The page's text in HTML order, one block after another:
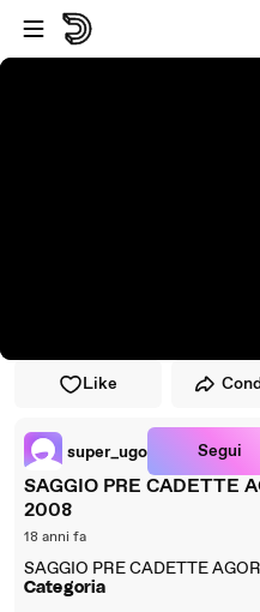
Vai al lettore
Passa al contenuto principale
Like
super_ugo Segui
SAGGIO PRE CADETTE
2008
18 anni fa
SAGGIO PRE CADETTE
Categoria